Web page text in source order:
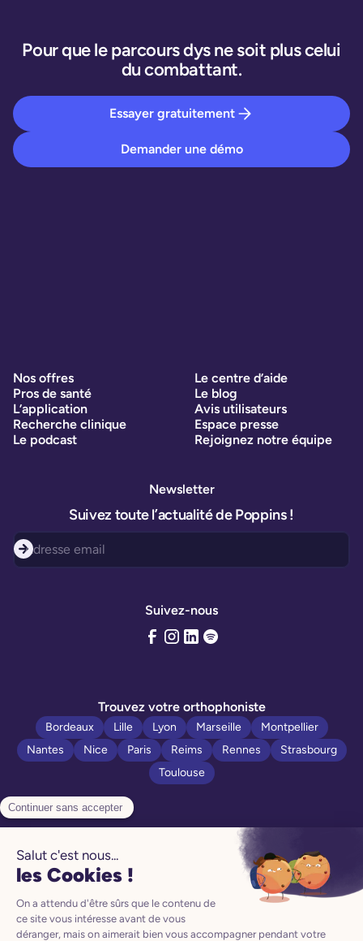
Pour que le parcours dys ne soit plus celui
du combattant.
Essayer gratuitement
Demander une démo
Nos offres
Pros de santé
L’application
Recherche clinique
Le podcast
Le centre d’aide
Le blog
Avis utilisateurs
Espace presse
Rejoignez notre équipe
Suivez-nous
Newsletter
Suivez toute l’actualité de Poppins !
Trouvez votre orthophoniste
Bordeaux Lille Lyon Marseille
Montpellier
Nantes
Nice Paris Reims Rennes
Strasbourg
Toulouse
Politique de confidentialité
Mentions légales
CGV
CGU